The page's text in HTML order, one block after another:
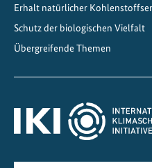
Erhalt natürlicher
Schutz der biologischen Vielfalt
Übergreifende Themen